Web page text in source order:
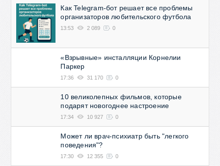
Как Telegram-бот решает все проблемы
организаторов любительского футбола
13:53 2 089 0
«Взрывные» инсталляции Корнелии
Паркер
17:36 31 170 0
10 великолепных фильмов, которые
подарят новогоднее настроение
17:34 10 927 0
Может ли врач-психиатр быть "легкого
поведения"?
17:30 12 355 0